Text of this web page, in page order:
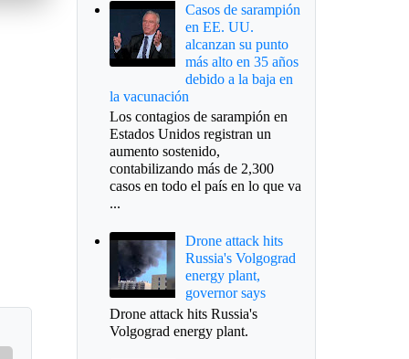
Casos de sarampión
en EE. UU.
alcanzan su punto
más alto en 35 años
debido a la baja en
la vacunación
Los contagios de sarampión en
Estados Unidos registran un
aumento sostenido,
contabilizando más de 2,300
casos en todo el país en lo que va
...
Drone attack hits
Russia's Volgograd
energy plant,
governor says
Drone attack hits Russia's
Volgograd energy plant.